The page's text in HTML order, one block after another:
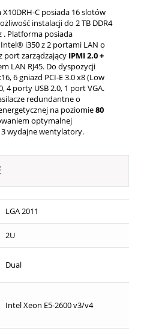
C posiada 16 slotów
instalacji do 2 TB DDR4
. Platforma posiada
i350 z 2 portami LAN o
port zarządzający IPMI 2.0 +
LAN RJ45. Do dyspozycji
6 gniazd PCI-E 3.0 x8 (Low
4 porty USB 2.0, 1 port VGA.
redundantne o
na poziomie80
optymalnej
wydajne wentylatory.
LGA 2011
2U
Dual
Intel Xeon E5-2600 v3/v4